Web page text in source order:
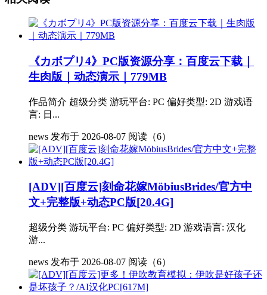
《カボプリ4》PC版资源分享：百度云下载｜
生肉版｜动态演示｜779MB
作品简介 超级分类 游玩平台: PC 偏好类型: 2D 游戏语
言: 日...
news 发布于 2026-08-07 阅读（6）
[ADV][百度云]刻命花嫁MöbiusBrides/官方中
文+完整版+动态PC版[20.4G]
超级分类 游玩平台: PC 偏好类型: 2D 游戏语言: 汉化
游...
news 发布于 2026-08-07 阅读（6）